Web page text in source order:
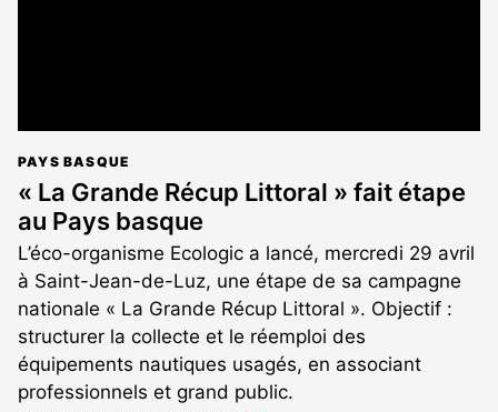
PAYS BASQUE
« La Grande Récup Littoral » fait étape
au Pays basque
L’éco-organisme Ecologic a lancé, mercredi 29 avril
à Saint-Jean-de-Luz, une étape de sa campagne
nationale « La Grande Récup Littoral ». Objectif :
structurer la collecte et le réemploi des
équipements nautiques usagés, en associant
professionnels et grand public.